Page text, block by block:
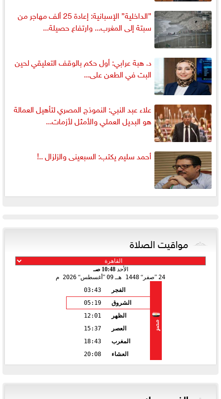
”الداخلية” الإسبانية: إعادة 25 ألف مهاجر من
سبتة إلى المغرب... وارتفاع حصيلة...
د. هبة عرابي: أول حكم بالوقف التعليقي لحين
البت في الطعن على...
علاء عبد النبي: النموذج المصري لتأهيل العمالة
هو البديل العملي والأمثل لأزمات...
أحمد سليم يكتب: السبعينى والزلزال ..!
مواقيت الصلاة
الأحد10:48 صـ
24
صفر 1448 هـ 09 أغسطس 2026 م
مصر
الفجر
03:43
الشروق
05:19
الظهر
12:01
العصر
15:37
المغرب
18:43
العشاء
20:08